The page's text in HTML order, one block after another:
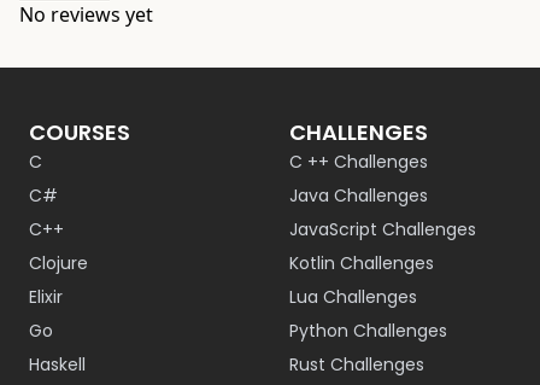
No reviews yet
COURSES
C
C#
C++
Clojure
Elixir
Go
Haskell
CHALLENGES
C ++ Challenges
Java Challenges
JavaScript Challenges
Kotlin Challenges
Lua Challenges
Python Challenges
Rust Challenges